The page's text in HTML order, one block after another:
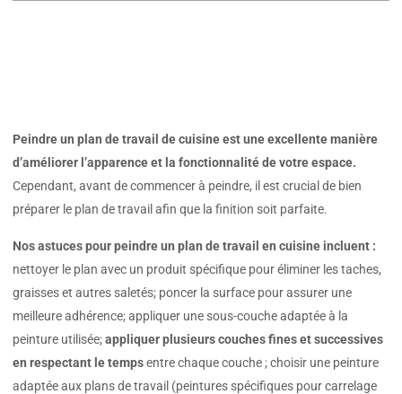
Peindre un plan de travail de cuisine est une excellente manière
d’améliorer l’apparence et la fonctionnalité de votre espace.
Cependant, avant de commencer à peindre, il est crucial de bien
préparer le plan de travail afin que la finition soit parfaite.
Nos astuces pour peindre un plan de travail en cuisine incluent :
nettoyer le plan avec un produit spécifique pour éliminer les taches,
graisses et autres saletés; poncer la surface pour assurer une
meilleure adhérence; appliquer une sous-couche adaptée à la
peinture utilisée;appliquer plusieurs couches fines et successives
en respectant le tempsentre chaque couche ; choisir une peinture
adaptée aux plans de travail (peintures spécifiques pour carrelage